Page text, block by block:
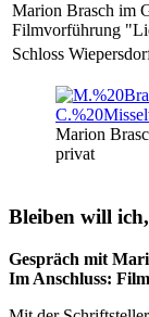
Marion Brasch im
Filmvorführung
Schloss
Marion
privat
Bleiben will
Gespräch mit
Im Anschluss: